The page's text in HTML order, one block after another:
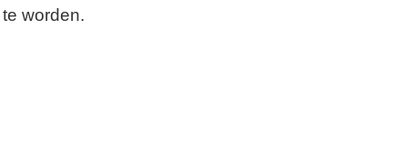
worden.